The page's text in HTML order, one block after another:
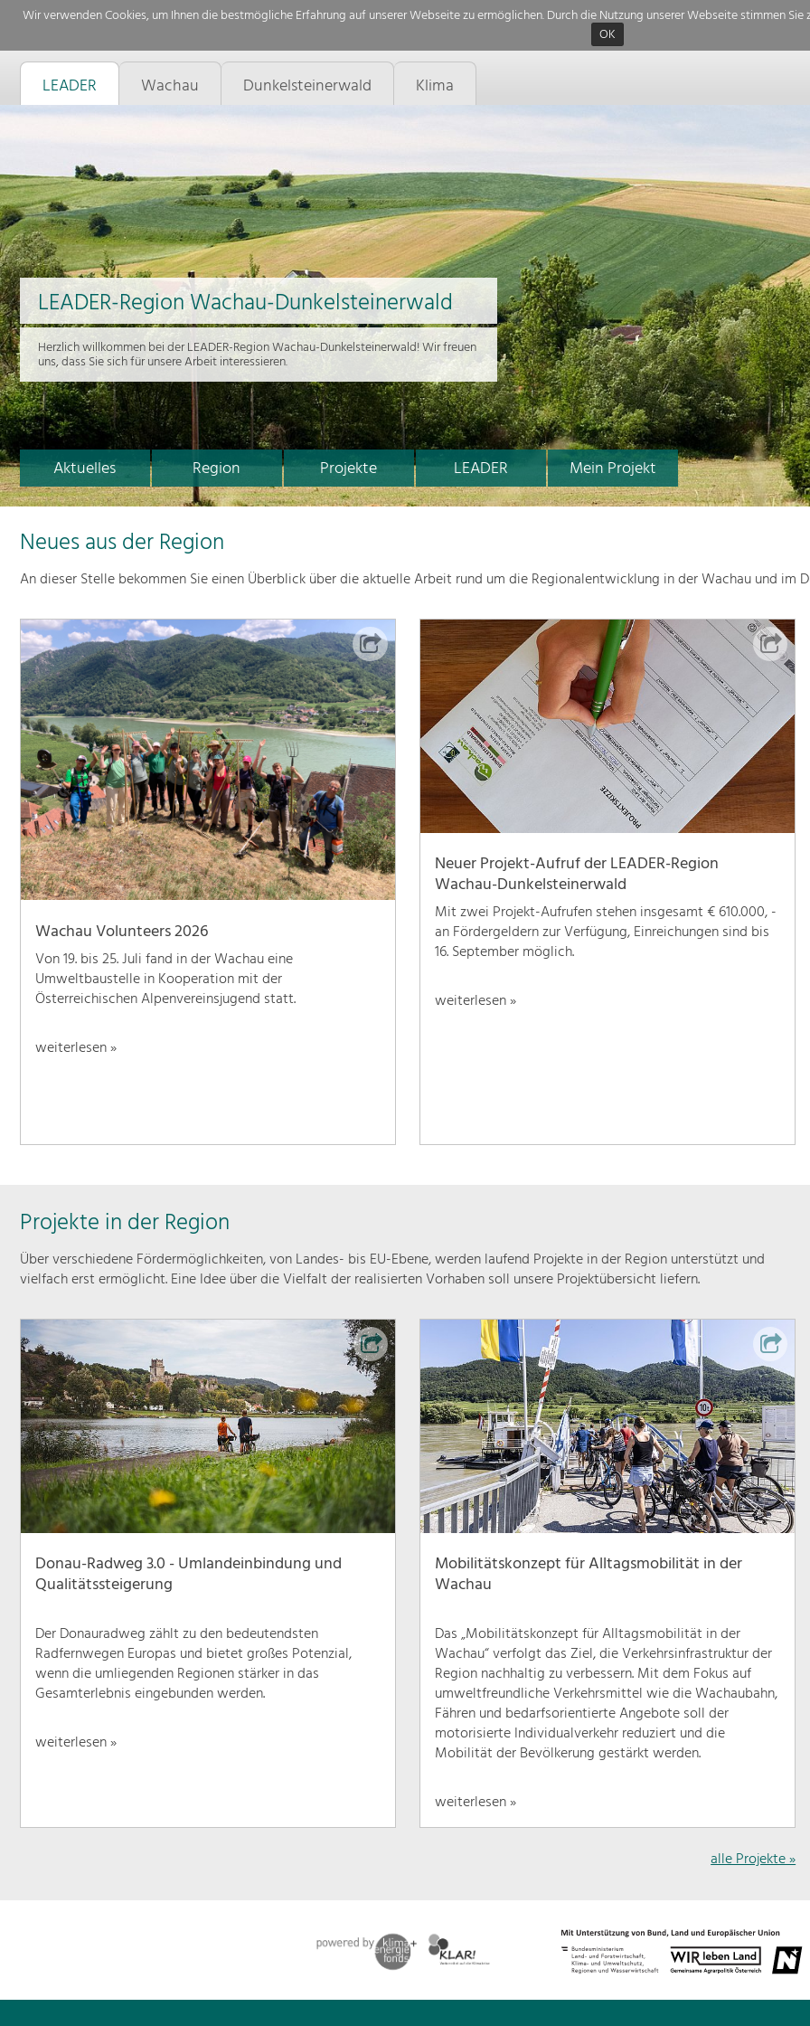
Wir verwenden Cookies, um Ihnen die bestmögliche Erfahrung auf unserer Webseite zu ermöglichen. Durch die Nutzung unserer Webseite stimmen
OK
LEADER Wachau Dunkelsteinerwald Klima
Aktuelles Region Projekte LEADER Mein Projekt
LEADER-Region Wachau-Dunkelsteinerwald
Herzlich willkommen bei der LEADER-Region Wachau-Dunkelsteinerwald! Wir freuen
uns, dass Sie sich für unsere Arbeit interessieren.
Neues aus der Region
An dieser Stelle bekommen Sie einen Überblick über die aktuelle Arbeit rund um die Regionalentwicklung in der Wachau und im
Wachau Volunteers 2026
Von 19. bis 25. Juli fand in der Wachau eine
Umweltbaustelle in Kooperation mit der
Österreichischen Alpenvereinsjugend statt.
weiterlesen »
Neuer Projekt-Aufruf der LEADER-Region
Wachau-Dunkelsteinerwald
Mit zwei Projekt-Aufrufen stehen insgesamt € 610.000, -
an Fördergeldern zur Verfügung, Einreichungen sind bis
16. September möglich.
weiterlesen »
Projekte in der Region
Über verschiedene Fördermöglichkeiten, von Landes- bis EU-Ebene, werden laufend Projekte in der Region unterstützt und
vielfach erst ermöglicht. Eine Idee über die Vielfalt der realisierten Vorhaben soll unsere Projektübersicht liefern.
Donau-Radweg 3.0 - Umlandeinbindung und
Qualitätssteigerung
Der Donauradweg zählt zu den bedeutendsten
Radfernwegen Europas und bietet großes Potenzial,
wenn die umliegenden Regionen stärker in das
Gesamterlebnis eingebunden werden.
weiterlesen »
Mobilitätskonzept für Alltagsmobilität in der
Wachau
Das „Mobilitätskonzept für Alltagsmobilität in der
Wachau“ verfolgt das Ziel, die Verkehrsinfrastruktur der
Region nachhaltig zu verbessern. Mit dem Fokus auf
umweltfreundliche Verkehrsmittel wie die Wachaubahn,
Fähren und bedarfsorientierte Angebote soll der
motorisierte Individualverkehr reduziert und die
Mobilität der Bevölkerung gestärkt werden.
weiterlesen »
alle Projekte »